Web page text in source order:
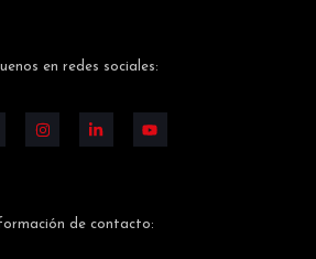
en redes sociales:
de contacto: